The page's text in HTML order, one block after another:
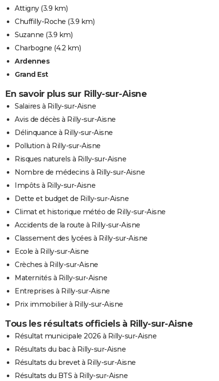
Attigny(3.9 km)
Chuffilly-Roche (3.9 km)
Suzanne (3.9 km)
Charbogne (4.2 km)
Ardennes
Grand Est
En savoir plus sur Rilly-sur-Aisne
Salaires à Rilly-sur-Aisne
Avis de décès à Rilly-sur-Aisne
Délinquance à Rilly-sur-Aisne
Pollution à Rilly-sur-Aisne
Risques naturels à Rilly-sur-Aisne
Nombre de médecins à Rilly-sur-Aisne
Impôts à Rilly-sur-Aisne
Dette et budget de Rilly-sur-Aisne
Climat et historique météo de Rilly-sur-Aisne
Accidents de la route à Rilly-sur-Aisne
Classement des lycées à Rilly-sur-Aisne
Ecole à Rilly-sur-Aisne
Crèches à Rilly-sur-Aisne
Maternités à Rilly-sur-Aisne
Entreprises à Rilly-sur-Aisne
Prix immobilier à Rilly-sur-Aisne
Tous les résultats officiels à Rilly-sur-Aisne
Résultat municipale 2026 à Rilly-sur-Aisne
Résultats du bac à Rilly-sur-Aisne
Résultats du brevet à Rilly-sur-Aisne
Résultats du BTS à Rilly-sur-Aisne